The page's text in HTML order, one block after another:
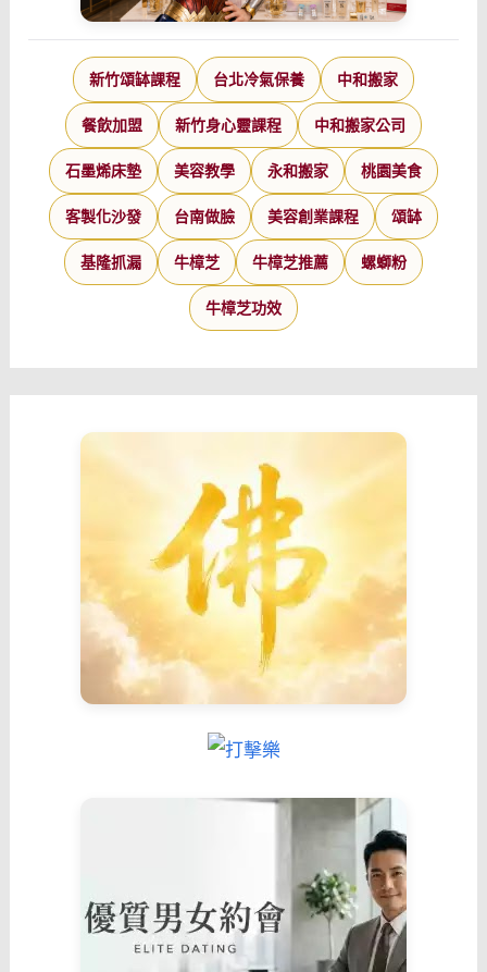
新竹頌缽課程 台北冷氣保養 中和搬家
餐飲加盟 新竹身心靈課程 中和搬家公司
石墨烯床墊 美容教學 永和搬家 桃園美食
客製化沙發 台南做臉 美容創業課程 頌缽
基隆抓漏 牛樟芝 牛樟芝推薦 螺螄粉
牛樟芝功效